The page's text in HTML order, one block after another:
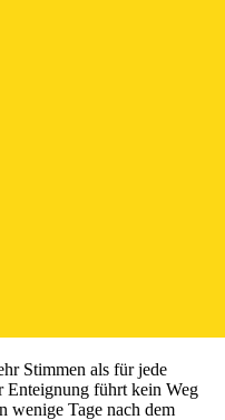
Stimmen als für jede
Enteignung führt kein Weg
wenige Tage nach dem